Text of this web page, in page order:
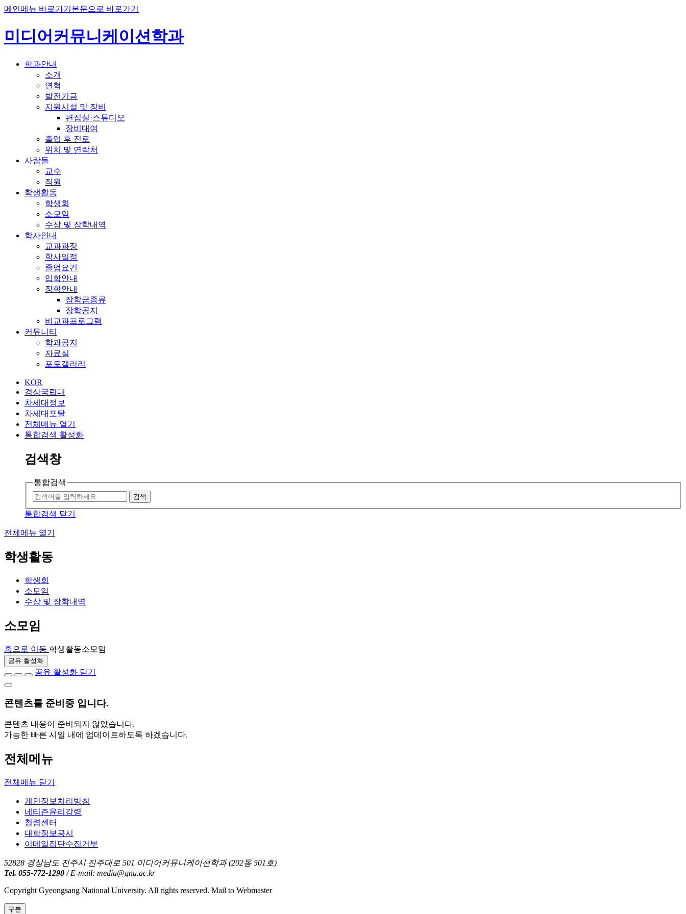
메인메뉴 바로가기 본문으로 바로가기
미디어커뮤니케이션학과
학과안내
소개
연혁
발전기금
지원시설 및 장비
편집실·스튜디오
장비대여
졸업 후 진로
위치 및 연락처
사람들
교수
직원
학생활동
학생회
소모임
수상 및 장학내역
학사안내
교과과정
학사일정
졸업요건
입학안내
장학안내
장학금종류
장학공지
비교과프로그램
커뮤니티
학과공지
자료실
포토갤러리
KOR
경상국립대
차세대정보
차세대포탈
전체메뉴 열기
통합검색 활성화
검색창
통합검색
검색
통합검색 닫기
전체메뉴 열기
학생활동
학생회
소모임
수상 및 장학내역
소모임
홈으로 이동 학생활동소모임
공유 활성화
공유 활성화 닫기
콘텐츠를 준비중 입니다.
콘텐츠 내용이 준비되지 않았습니다.
가능한 빠른 시일 내에 업데이트하도록 하겠습니다.
전체메뉴
전체메뉴 닫기
개인정보처리방침
네티즌윤리강령
청렴센터
대학정보공시
이메일집단수집거부
52828 경상남도 진주시 진주대로 501 미디어커뮤니케이션학과 (202동 501호)
Tel. 055-772-1290 / E-mail: media@gnu.ac.kr
Copyright Gyeongsang National University. All rights reserved. Mail to Webmaster
구분